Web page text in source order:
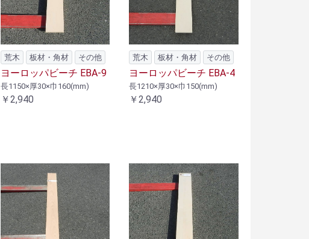
荒木 板材・角材 その他
ヨーロッパビーチ EBA-9
長1150×厚30×巾160(mm)
￥2,940
荒木 板材・角材 その他
ヨーロッパビーチ EBA-4
長1210×厚30×巾150(mm)
￥2,940